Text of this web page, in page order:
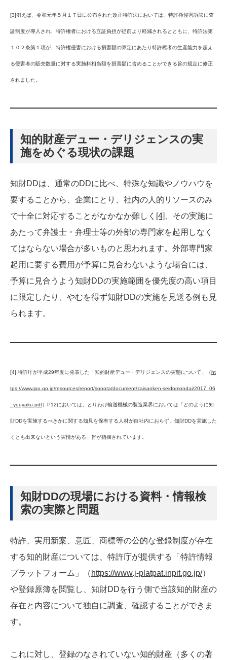
[3]例えば、令和元年５月１７日に公布された改正特許法においては、特許権侵害訴訟に査
証制度が導入され、特許権者における立証負担が従前より軽減されるとともに、特許法第
１０２条第１項が、特許権侵害における損害額の算定にあたり特許権者の生産能力を超え
る侵害者の販売数量に対する実施料相当額を損害額に含めることができる旨の規定に修正
されました。
知的財産デュー・デリジェンスの実
施をめぐる現状の課題
知財DDは、通常のDDに比べ、特殊な知識やノウハウを
要することから、企業にとり、社内の人的リソースのみ
で十全に対応することがなかなか難しく [4]
、その実施に
あたって弁護士・弁理士等の外部の専門家を起用しなく
てはならない場合が多いものと思われます。外部専門家
起用に要する費用が予算に見合わないような場合には、
予算に見合うよう知財DDの実施範囲を優先度の高い項目
に限定したり、やむを得ず知財DDの実施を見送る例も見
られます。
[4] 特許庁が平成29年度に発表した「知的財産デュー・デリジェンスの実態について」（ht
tps://www.jpo.go.jp/resources/report/sonota/document/zaisanken-seidomondai/2017_06
_youyaku.pdf）P12においては、とりわけ輸送機械の製造業界においては「どのように知
財DDを実施するべきかに関する知見を保有する人材が自社内におらず、知財DDを実施した
くとも出来ないという実情がある」旨が指摘されています。
知財DDの現場における資料・情報検
索の実際と問題
特許、実用新案、意匠、商標等の公的な登録制度が存在
する知的財産については、特許庁が提供する「特許情報
プラットフォーム」（ https://www.j-platpat.inpit.go.jp/）
や登録原簿を閲覧し、知財DDを行う側で当該知的財産の
存在と内容について独自に調査、確認することができま
す。
これに対し、登録のなされていない知的財産（多くの著